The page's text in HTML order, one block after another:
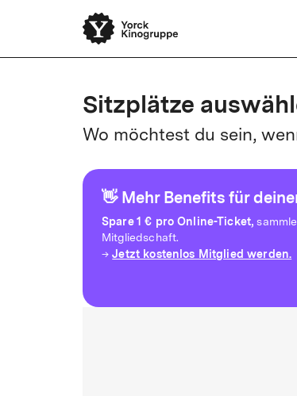
Sitzplätze
Wo möchtest du sein,
👋 Mehr Benefits für
Spare1 € pro Online-Ticket,
Mitgliedschaft.
→Jetzt kostenlos Mitglied werden.